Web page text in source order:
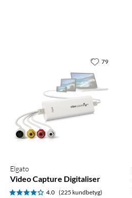
Elgato
Video Capture Digitaliser
4.0 (225 kundbetyg)
79